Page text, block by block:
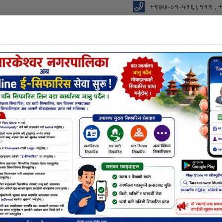
+९७७-०१-५१६८१११ ,
विधुतीय शुसासन सेवा शाखा सूचना तथा जानकारी
नक्सा सम्बन्धि छलफलमा सहभागी हुने बारे
जारी गरिएको छ । जसमा सेवाग्राहीहरूले निःशुल्क रूपमा फोन गरी